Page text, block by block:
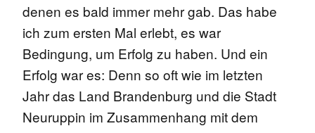
denen es bald immer mehr gab. Das habe
ich zum ersten Mal erlebt, es war
Bedingung, um Erfolg zu haben. Und ein
Erfolg war es: Denn so oft wie im letzten
Jahr das Land Brandenburg und die Stadt
Neuruppin im Zusammenhang mit dem